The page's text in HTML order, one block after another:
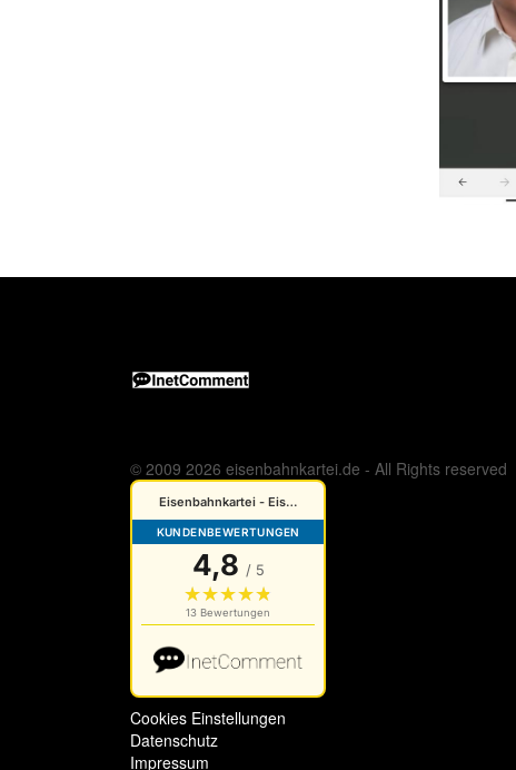
© 2009 2026 eisenbahnkartei.de - All Rights reserved
Cookies Einstellungen
Datenschutz
Impressum